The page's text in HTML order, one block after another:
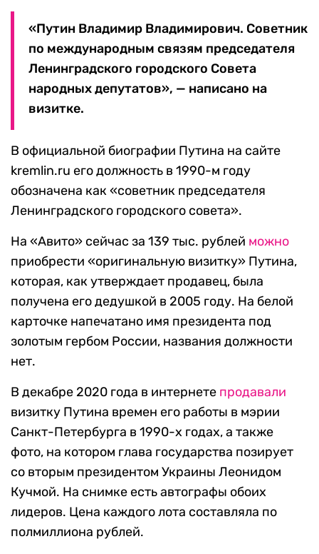
«Путин Владимир Владимирович. Советник
по международным связям председателя
Ленинградского городского Совета
народных депутатов», — написано на
визитке.
В официальной биографии Путина на сайте
kremlin.ru его должность в 1990-м году
обозначена как «советник председателя
Ленинградского городского совета».
На «Авито» сейчас за 139 тыс. рублей можно
приобрести «оригинальную визитку» Путина,
которая, как утверждает продавец, была
получена его дедушкой в 2005 году. На белой
карточке напечатано имя президента под
золотым гербом России, названия должности
нет.
В декабре 2020 года в интернете продавали
визитку Путина времен его работы в мэрии
Санкт-Петербурга в 1990-х годах, а также
фото, на котором глава государства позирует
со вторым президентом Украины Леонидом
Кучмой. На снимке есть автографы обоих
лидеров. Цена каждого лота составляла по
полмиллиона рублей.